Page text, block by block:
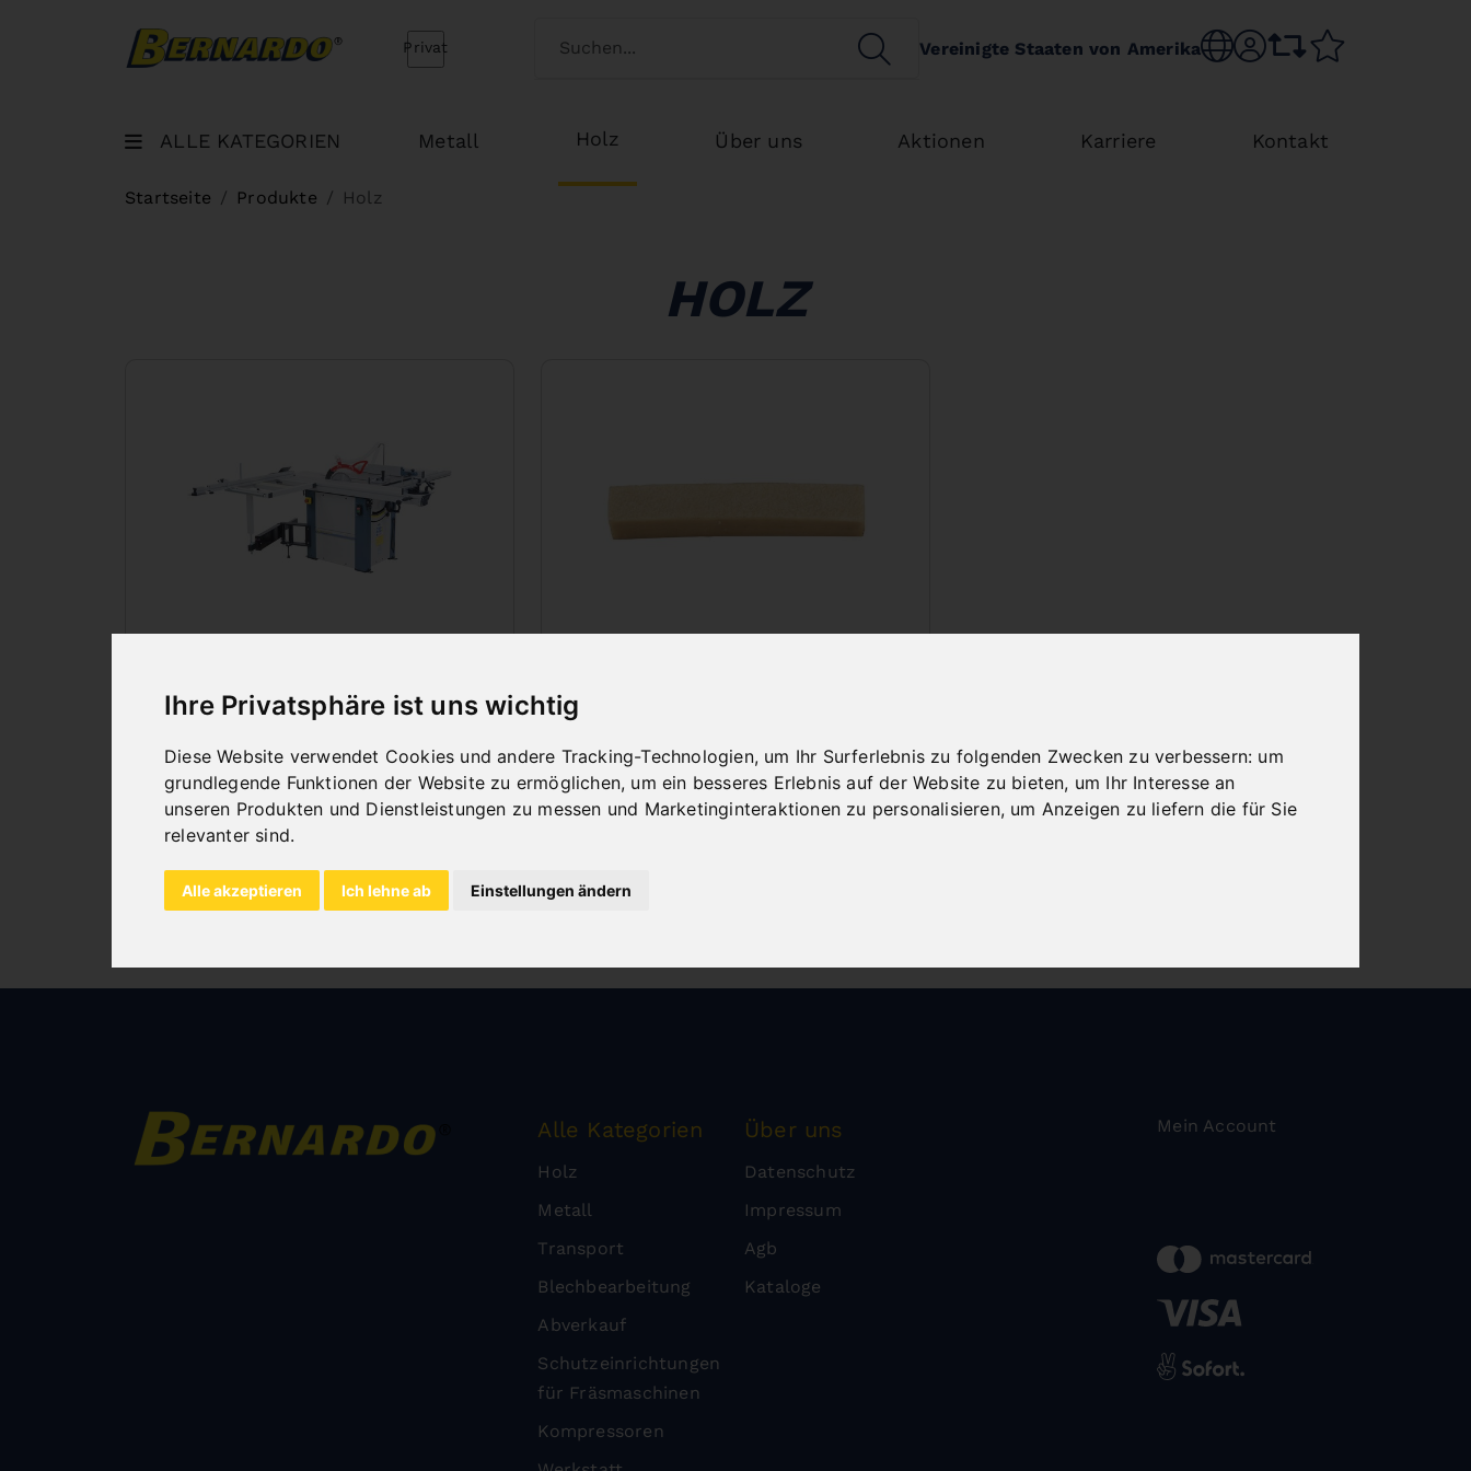
Ihre Privatsphäre ist uns wichtig
Diese Website verwendet Cookies und andere Tracking-Technologien, um Ihr Surferlebnis zu folgenden Zwecken zu verbessern: um
grundlegende Funktionen der Website zu ermöglichen, um ein besseres Erlebnis auf der Website zu bieten, um Ihr Interesse an
unseren Produkten und Dienstleistungen zu messen und Marketinginteraktionen zu personalisieren, um Anzeigen zu liefern die für Sie
relevanter sind.
Alle akzeptieren Ich lehne ab Einstellungen ändern
Bernardo Home Kundenart wechseln
Privat SEARCHVereinigte Staaten von Amerika Sprache wechseln
sr.accountVergleichsliste
ALLE KATEGORIEN Metall Holz Über uns Aktionen Karriere Kontakt
Startseite Produkte Holz
HOLZ
Alle Kategorien
Holz
Metall
Transport
Blechbearbeitung
Abverkauf
Schutzeinrichtungen
für Fräsmaschinen
Kompressoren
Über uns
Datenschutz
Impressum
Agb
Kataloge
Mein Account